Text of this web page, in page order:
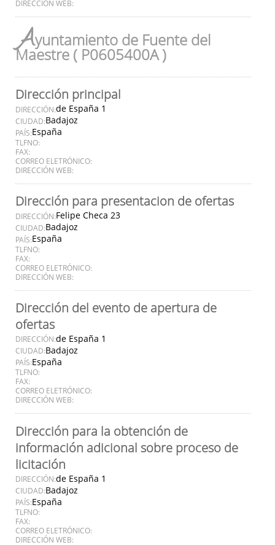
DIRECCIÓN WEB:
Ayuntamiento de Fuente del
Maestre ( P0605400A )
Dirección principal
DIRECCIÓN:de España 1
CIUDAD:Badajoz
PAÍS:España
TLFNO:
FAX:
CORREO ELETRÓNICO:
DIRECCIÓN WEB:
Dirección para presentacion de ofertas
DIRECCIÓN:Felipe Checa 23
CIUDAD:Badajoz
PAÍS:España
TLFNO:
FAX:
CORREO ELETRÓNICO:
DIRECCIÓN WEB:
Dirección del evento de apertura de
ofertas
DIRECCIÓN:de España 1
CIUDAD:Badajoz
PAÍS:España
TLFNO:
FAX:
CORREO ELETRÓNICO:
DIRECCIÓN WEB:
Dirección para la obtención de
información adicional sobre proceso de
licitación
DIRECCIÓN:de España 1
CIUDAD:Badajoz
PAÍS:España
TLFNO:
FAX:
CORREO ELETRÓNICO:
DIRECCIÓN WEB: